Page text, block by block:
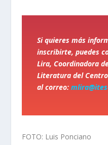
Si quieres más
inscribirte, puedes
Lira, Coordinadora
Literatura del
al correo:
FOTO: Luis Ponciano